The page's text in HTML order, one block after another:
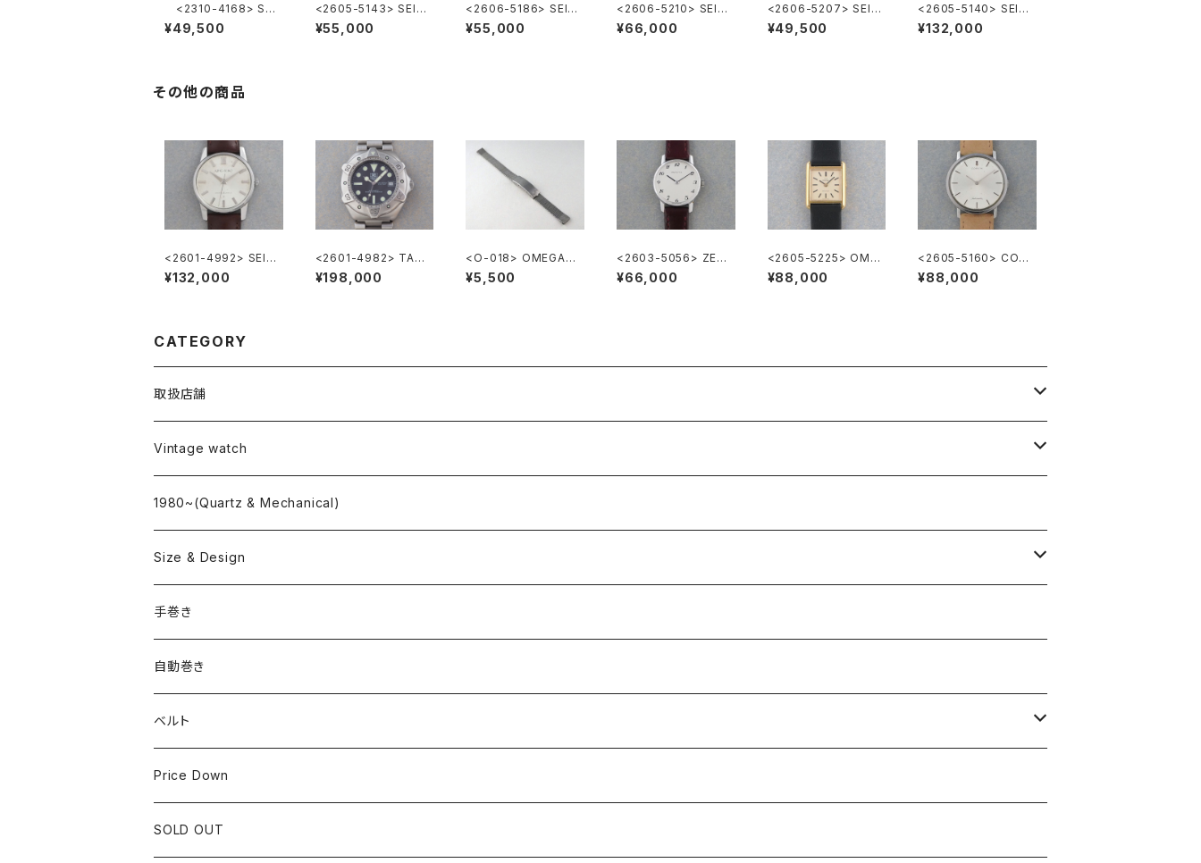
<2310-4168> SEI
KO Ref.2419-0010
¥49,500
<2605-5143> SEIKO
LORD MATIC
¥55,000
<2606-5186> SEIK
O LORD MATIC
¥55,000
<2606-5210> SEIKO
"SILVER885" rectan
gular case
¥66,000
<2606-5207> SEIK
O Special
¥49,500
<2605-5140> SEIKO
”56KS" KING SEIKO
¥132,000
その他の商品
<2601-4992> SEIK
O "1st" KING SEIKO
¥132,000
<2601-4982> TAG
HEUER Super Profe
ssional
¥198,000
<O-018> OMEGA純
正ステンレスメッシュブ
レスレット 10mm
¥5,500
<2603-5056> ZENI
TH
¥66,000
<2605-5225> OME
GA DE VILE
¥88,000
<2605-5160> CORU
M Automatic
¥88,000
CATEGORY
取扱店舗
L o'clock
"delve"
Vintage watch
海外ブランド
OMEGA
ROLEX
国産ブランド
SEIKO
CITIZEN
1980~(Quartz & Mechanical)
Size & Design
~24.9mm
25mm~29.9mm
30mm~34.9mm
35mm~39.9mm
40mm~
手巻き
自動巻き
ベルト
HIRSCHベルト
SSブレスレット
Price Down
SOLD OUT